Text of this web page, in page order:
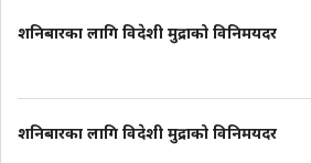
शनिबारका लागि विदेशी मुद्राको विनिमयदर
शनिबारका लागि विदेशी मुद्राको विनिमयदर